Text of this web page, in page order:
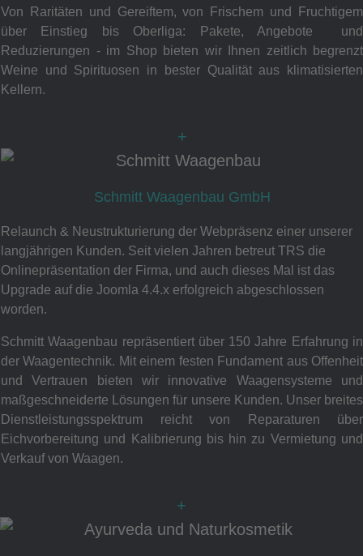
Von Raritäten und Gereiftem, von Frischem und Fruchtigem
über Einstieg bis Oberliga: Pakete, Angebote und
Reduzierungen - im Shop bieten wir Ihnen zeitlich begrenzt
Weine und Spirituosen in bester Qualität aus klimatisierten
Kellern.
+
Schmitt Waagenbau GmbH
Relaunch & Neustrukturierung der Webpräsenz einer unserer
langjährigen Kunden. Seit vielen Jahren betreut TRS die
Onlinepräsentation der Firma, und auch dieses Mal ist das
Upgrade auf die Joomla 4.4.x erfolgreich abgeschlossen
worden.
Schmitt Waagenbau repräsentiert über 150 Jahre Erfahrung in
der Waagentechnik. Mit einem festen Fundament aus Offenheit
und Vertrauen bieten wir innovative Waagensysteme und
maßgeschneiderte Lösungen für unsere Kunden. Unser breites
Dienstleistungsspektrum reicht von Reparaturen über
Eichvorbereitung und Kalibrierung bis hin zu Vermietung und
Verkauf von Waagen.
+